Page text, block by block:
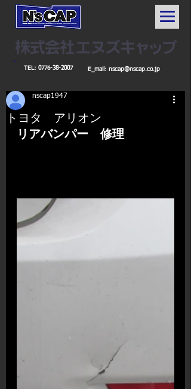
TEL: 0776-38-2007 E_mail: nscap@nscap.co.jp
トヨタ アリオン
nscap1947
リアバンパー　修理